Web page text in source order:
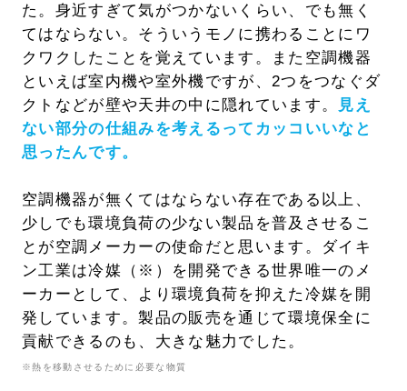
た 。身近すぎて気がつかないくらい、でも無く
てはならない。そういうモノに携わることにワ
クワクしたことを覚えています。また空調機器
といえば室内機や室外機ですが、2つをつなぐダ
クト などが壁や天井の中に隠れています。
見え
ない部分の仕組みを考えるってカッコいいなと
思ったんです。
空調機器が無くてはならない存在である以上、
少しでも環境負荷の少ない製品を普及させるこ
とが空調メーカーの使命だと思います。ダイキ
ン工業は冷媒（※）を開発できる世界唯一のメ
ーカーとして、より環境負荷を抑えた冷媒を開
発しています。製品の販売を通じて環境保全に
貢献できるのも、大きな魅力でした。
※熱を移動させるために必要な物質